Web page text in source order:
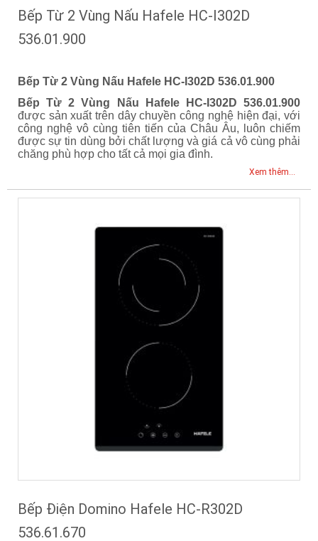
Bếp Từ 2 Vùng Nấu Hafele HC-I302D
536.01.900
Bếp Từ 2 Vùng Nấu Hafele HC-I302D 536.01.900
Bếp Từ 2 Vùng Nấu Hafele HC-I302D 536.01.900
được sản xuất trên dây chuyền công nghệ hiện đại, với
công nghệ vô cùng tiên tiến của Châu Âu, luôn chiếm
được sự tin dùng bởi chất lượng và giá cả vô cùng phải
chăng phù hợp cho tất cả mọi gia đình.
Xem thêm...
Bếp Điện Domino Hafele HC-R302D
536.61.670